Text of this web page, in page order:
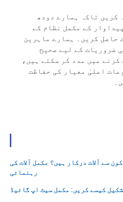
کریں تاکہ ہمارے دودھ
کے مکمل نظام کے
حاصل کریں۔ ہمارے ماہرین
ضروریات کے لیے صحیح
میں مدد کر سکتے ہیں،
اعلیٰ معیار کی حفاظت
سے آلات درکار ہیں؟ مکمل آلات کی
رہنمائی